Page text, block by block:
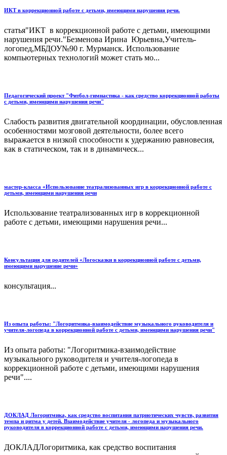
ИКТ в коррекционной работе с детьми, имеющими нарушения речи.
статья"ИКТ в коррекционной работе с детьми, имеющими
нарушения речи."Безменова Ирина Юрьевна,Учитель-
логопед,МБДОУ№90 г. Мурманск. Использование
компьютерных технологий может стать мо...
Педагогический проект "Фитбол-гимнастика - как средство коррекционной работы
с детьми, имеющими нарушения речи"
Слабость развития двигательной координации, обусловленная
особенностями мозговой деятельности, более всего
выражается в низкой способности к удержанию равновесия,
как в статическом, так и в динамическ...
мастер-класса «Использование театрализованных игр в коррекционной работе с
детьми, имеющими нарушения речи
Использование театрализованных игр в коррекционной
работе с детьми, имеющими нарушения речи...
Консультация для родителей «Логосказки в коррекционной работе с детьми,
имеющими нарушение речи»
консультация...
Из опыта работы: "Логоритмика-взаимодействие музыкального руководителя и
учителя-логопеда в коррекционной работе с детьми, имеющими нарушения речи"
Из опыта работы: "Логоритмика-взаимодействие
музыкального руководителя и учителя-логопеда в
коррекционной работе с детьми, имеющими нарушения
речи"....
ДОКЛАД Логоритмика, как средство воспитания патриотических чувств, развития
темпа и ритма у детей. Взаимодействие учителя - логопеда и музыкального
руководителя в коррекционной работе с детьми, имеющими нарушения речи.
ДОКЛАДЛогоритмика, как средство воспитания